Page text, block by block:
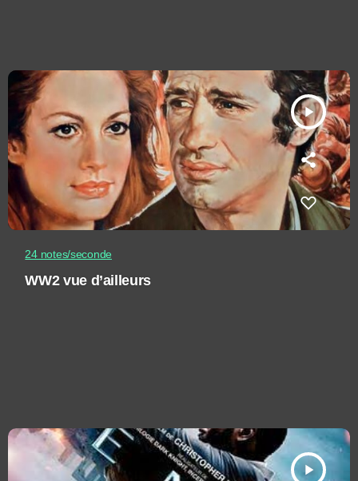
play_arrow
24 notes/seconde
WW2 vue d’ailleurs
play_arrow